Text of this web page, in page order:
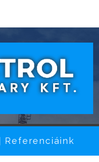
Referenciáink